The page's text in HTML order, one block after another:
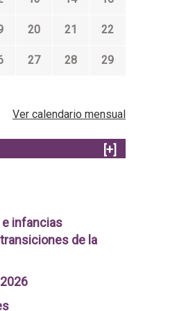
20 21 22
27 28 29
Ver calendario mensual
[+]
e infancias
de la